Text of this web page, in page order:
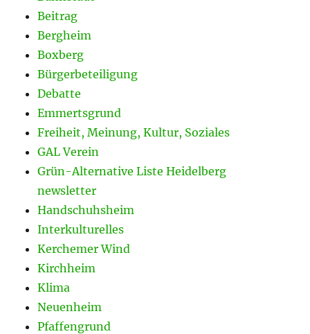
Beitrag
Bergheim
Boxberg
Bürgerbeteiligung
Debatte
Emmertsgrund
Freiheit, Meinung, Kultur, Soziales
GAL Verein
Grün-Alternative Liste Heidelberg
newsletter
Handschuhsheim
Interkulturelles
Kerchemer Wind
Kirchheim
Klima
Neuenheim
Pfaffengrund